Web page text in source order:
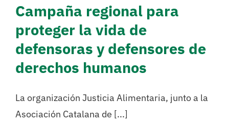
Campaña regional para
proteger la vida de
defensoras y defensores de
derechos humanos
La organización Justicia Alimentaria, junto a la
Asociación Catalana de [...]